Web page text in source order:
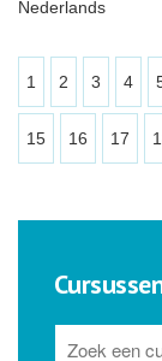
Nederlands
1 2 3 4
15 16 17